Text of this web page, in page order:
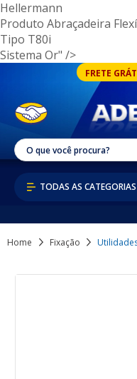
Hellermann
Produto Abraçadeira
Tipo T80i
Sistema Or" />
FRETE
Home Fixação